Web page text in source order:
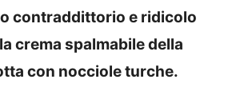
contraddittorio e ridicolo
crema spalmabile della
con nocciole turche.